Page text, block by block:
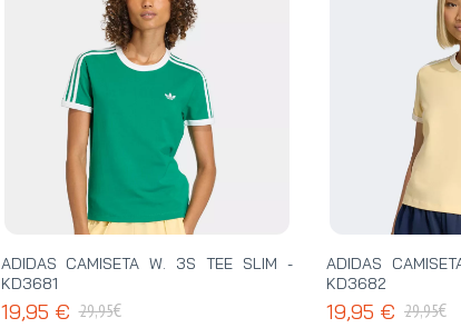
ADIDAS CAMISETA W. 3S TEE SLIM -
KD3681
19,95 € 29,95€
ADIDAS
KD3682
19,95 € 29,95€